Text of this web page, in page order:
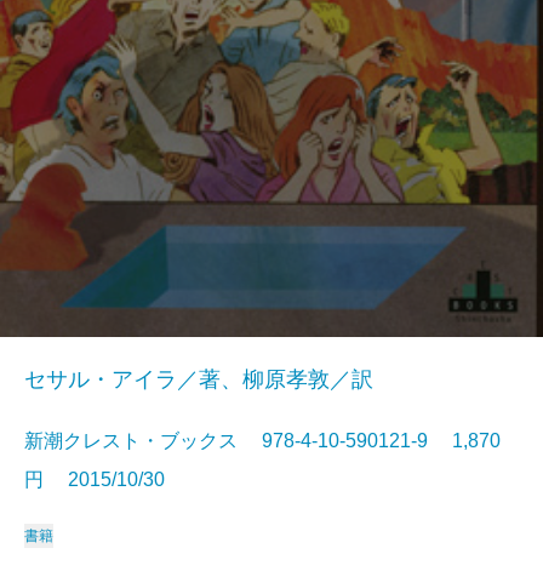
セサル・アイラ／著、柳原孝敦／訳
新潮クレスト・ブックス 978-4-10-590121-9 1,870
円 2015/10/30
書籍